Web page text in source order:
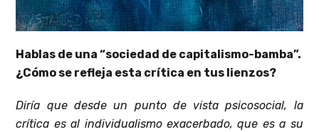
Hablas de una “sociedad de capitalismo-bamba”.
¿Cómo se refleja esta crítica en tus lienzos?
Diría que desde un punto de vista psicosocial, la
crítica es al individualismo exacerbado, que es a su